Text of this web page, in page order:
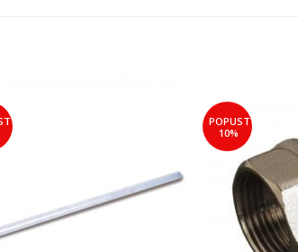
POPUST
10%